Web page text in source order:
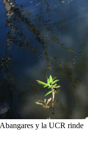
y la UCR rinde